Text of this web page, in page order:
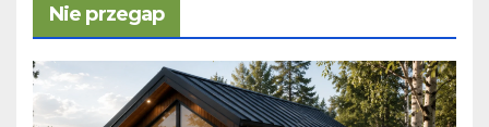
Nie przegap